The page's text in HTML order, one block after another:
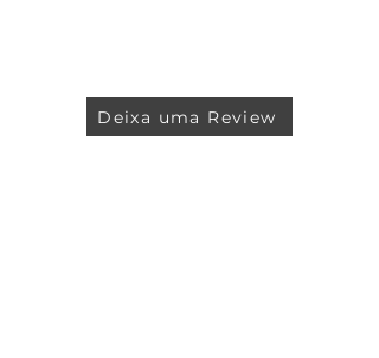
Deixa uma Review